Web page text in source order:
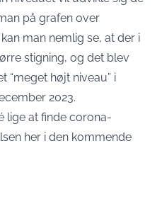
på grafen over
man nemlig se, at der i
stigning, og det blev
“meget højt niveau” i
2023.
lige at finde corona-
her i den kommende